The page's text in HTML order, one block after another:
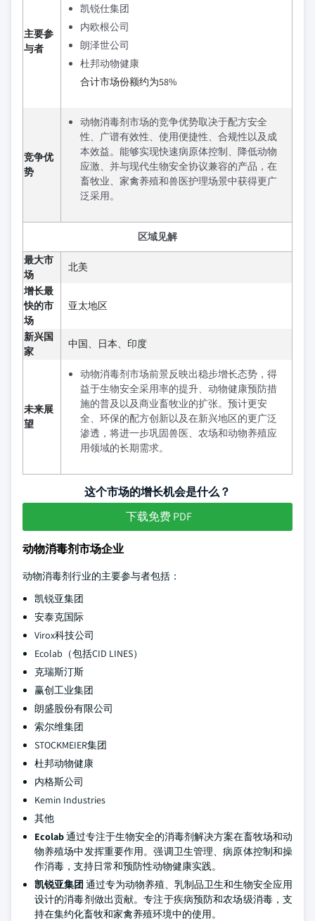
主要参
与者
凯锐仕集团
内欧根公司
朗泽世公司
杜邦动物健康
合计市场份额约为58%
竞争优
势
动物消毒剂市场的竞争优势取决于配方安全
性、广谱有效性、使用便捷性、合规性以及成
本效益。能够实现快速病原体控制、降低动物
应激、并与现代生物安全协议兼容的产品，在
畜牧业、家禽养殖和兽医护理场景中获得更广
泛采用。
区域见解
最大市
场
北美
增长最
快的市
场
亚太地区
新兴国
家
中国、日本、印度
未来展
望
动物消毒剂市场前景反映出稳步增长态势，得
益于生物安全采用率的提升、动物健康预防措
施的普及以及商业畜牧业的扩张。预计更安
全、环保的配方创新以及在新兴地区的更广泛
渗透，将进一步巩固兽医、农场和动物养殖应
用领域的长期需求。
这个市场的增长机会是什么？
下载免费 PDF
动物消毒剂市场企业
动物消毒剂行业的主要参与者包括：
凯锐亚集团
安泰克国际
Virox科技公司
Ecolab（包括CID LINES）
克瑞斯汀斯
赢创工业集团
朗盛股份有限公司
索尔维集团
STOCKMEIER集团
杜邦动物健康
内格斯公司
Kemin Industries
其他
Ecolab通过专注于生物安全的消毒剂解决方案在畜牧场和动
物养殖场中发挥重要作用。强调卫生管理、病原体控制和操
作消毒，支持日常和预防性动物健康实践。
凯锐亚集团 通过专为动物养殖、乳制品卫生和生物安全应用
设计的消毒剂做出贡献。专注于疾病预防和农场级消毒，支
持在集约化畜牧和家禽养殖环境中的使用。